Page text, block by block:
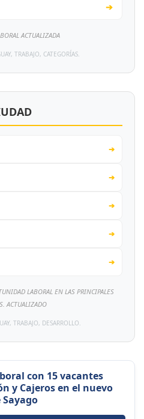
➔
ACTUALIZADA
TRABAJO, CATEGORÍAS.
➔
➔
➔
➔
➔
LABORAL EN LAS PRINCIPALES
ACTUALIZADO
TRABAJO, DESARROLLO.
con 15 vacantes
y Cajeros en el nuevo